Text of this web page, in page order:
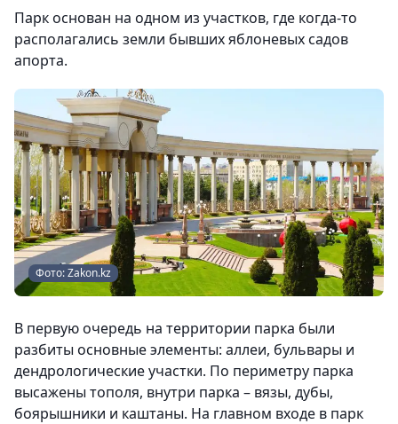
Парк основан на одном из участков, где когда-то
располагались земли бывших яблоневых садов
апорта.
Фото: Zakon.kz
В первую очередь на территории парка были
разбиты основные элементы: аллеи, бульвары и
дендрологические участки. По периметру парка
высажены тополя, внутри парка – вязы, дубы,
боярышники и каштаны. На главном входе в парк